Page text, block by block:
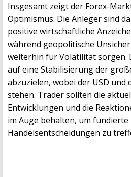
Insgesamt zeigt der Forex-
Optimismus. Die Anleger sind
positive wirtschaftliche
während geopolitische
weiterhin für Volatilität sorgen.
auf eine Stabilisierung der
abzuzielen, wobei der USD und
stehen. Trader sollten die
Entwicklungen und die
im Auge behalten, um fundierte
Handelsentscheidungen zu